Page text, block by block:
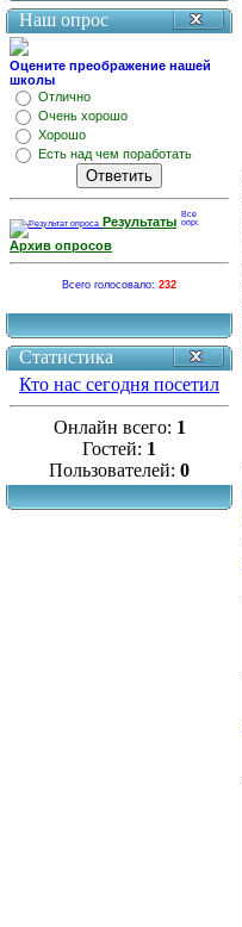
Наш опрос
Оцените преображение нашей
школы
Отлично
Очень хорошо
Хорошо
Есть над чем поработать
Результаты
Архив опросов
Всего голосовало: 232
Статистика
Кто нас сегодня посетил
Онлайн всего: 1
Гостей: 1
Пользователей: 0